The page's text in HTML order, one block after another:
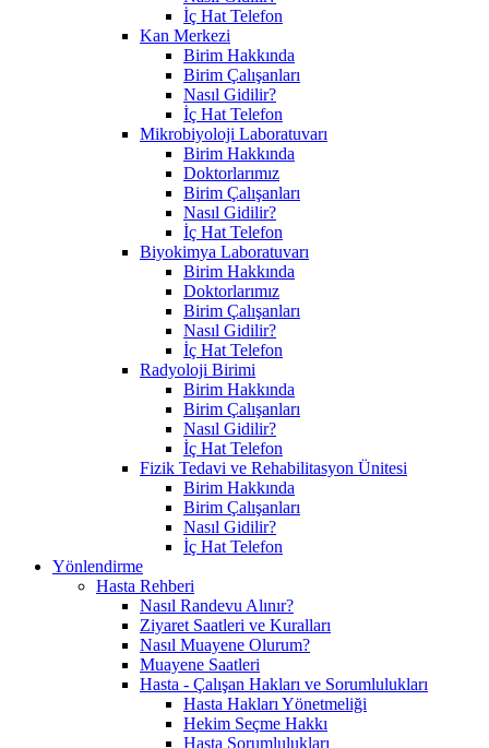
İç Hat Telefon
Kan Merkezi
Birim Hakkında
Birim Çalışanları
Nasıl Gidilir?
İç Hat Telefon
Mikrobiyoloji Laboratuvarı
Birim Hakkında
Doktorlarımız
Birim Çalışanları
Nasıl Gidilir?
İç Hat Telefon
Biyokimya Laboratuvarı
Birim Hakkında
Doktorlarımız
Birim Çalışanları
Nasıl Gidilir?
İç Hat Telefon
Radyoloji Birimi
Birim Hakkında
Birim Çalışanları
Nasıl Gidilir?
İç Hat Telefon
Fizik Tedavi ve Rehabilitasyon Ünitesi
Birim Hakkında
Birim Çalışanları
Nasıl Gidilir?
İç Hat Telefon
Yönlendirme
Hasta Rehberi
Nasıl Randevu Alınır?
Ziyaret Saatleri ve Kuralları
Nasıl Muayene Olurum?
Muayene Saatleri
Hasta - Çalışan Hakları ve Sorumlulukları
Hasta Hakları Yönetmeliği
Hekim Seçme Hakkı
Hasta Sorumlulukları